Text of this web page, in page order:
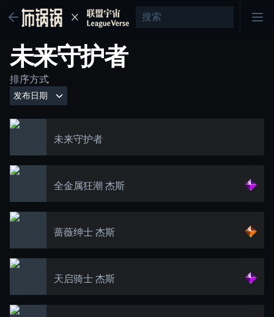
未来守护者
排序方式
未来守护者
全金属狂潮 杰斯
蔷薇绅士 杰斯
天启骑士 杰斯